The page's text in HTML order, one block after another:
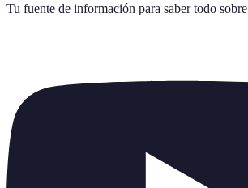
Tu fuente de información para saber todo sobre